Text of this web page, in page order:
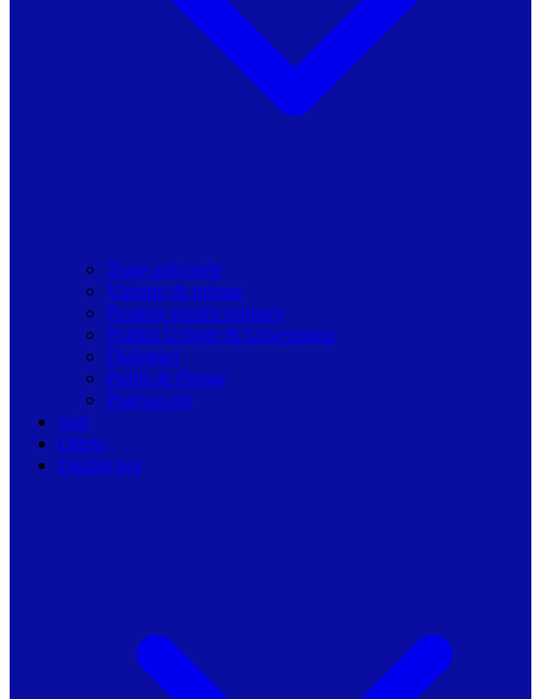
Toate articolele
Viziune de primar
Resurse pentru primarii
Politici Urbane & Guvernanta
Dialoguri
Profil de Primar
Podcast-uri
Stiri
Oferte
Despre noi